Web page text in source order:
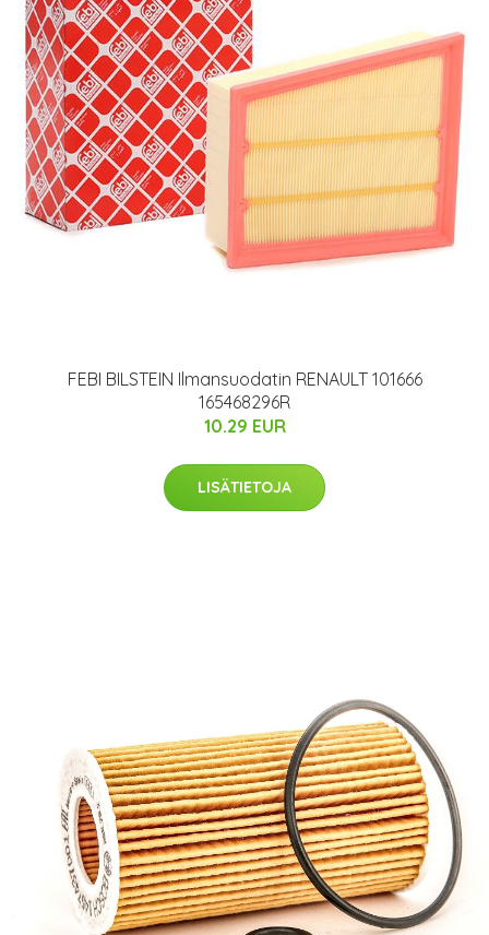
FEBI BILSTEIN Ilmansuodatin RENAULT 101666
165468296R
10.29 EUR
LISÄTIETOJA